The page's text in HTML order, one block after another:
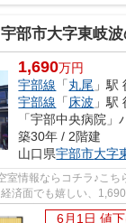
宇部市大字東岐波の
1,690万円
宇部線 「丸尾 」駅
宇部線 「 床波 」駅
「宇部中央病院
築30年 / 2階建
山口県宇部市大字
室情報ならコチラ♪こ
済面でも嬉しい、
にも適しているの...
6月1日 値